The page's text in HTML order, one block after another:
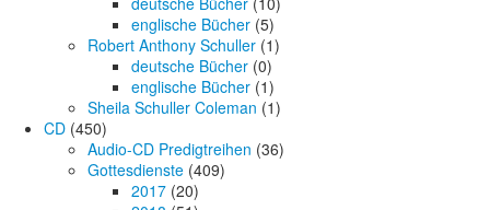
englische Bücher (5)
Robert Anthony Schuller (1)
deutsche Bücher (0)
englische Bücher (1)
Sheila Schuller Coleman (1)
CD (450)
Audio-CD Predigtreihen (36)
Gottesdienste (409)
2017 (20)